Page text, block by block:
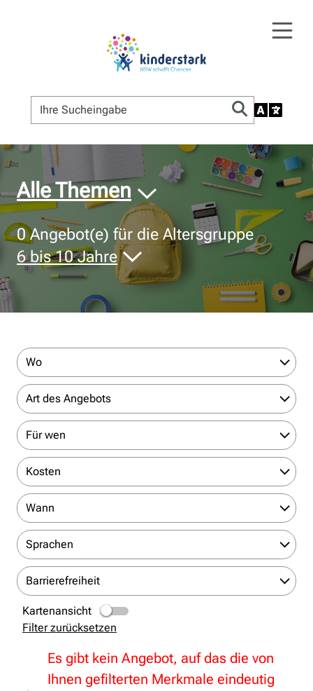
© Bildnachweis
Alle Themen
0Angebot(e) für die Altersgruppe
6 bis 10 Jahre
Wo
Art des Angebots
Für wen
Kosten
Wann
Sprachen
Barrierefreiheit
Kartenansicht
Filter zurücksetzen
Es gibt kein Angebot, auf das die von
Ihnen gefilterten Merkmale eindeutig